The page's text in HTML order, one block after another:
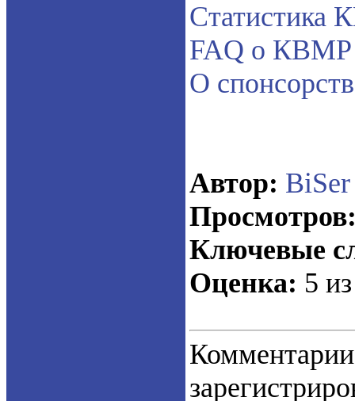
Статистика
FAQ о КВМР
О
Автор: BiSer
Ключевые
Оценка: 5